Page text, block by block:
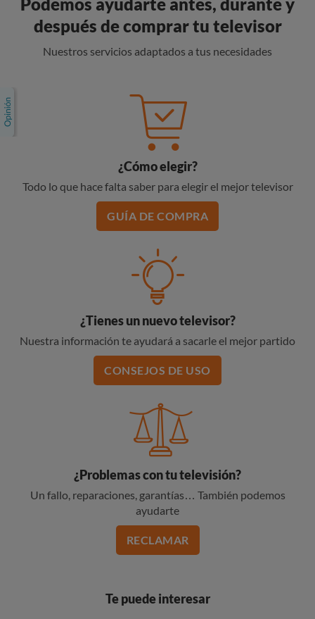
después de comprar tu televisor
Nuestros servicios adaptados a tus necesidades
¿Cómo elegir?
Todo lo que hace falta saber para elegir el mejor televisor
GUÍA DE COMPRA
¿Tienes un nuevo televisor?
Nuestra información te ayudará a sacarle el mejor partido
CONSEJOS DE USO
¿Problemas con tu televisión?
Un fallo, reparaciones, garantías… También podemos
ayudarte
RECLAMAR
Te puede interesar